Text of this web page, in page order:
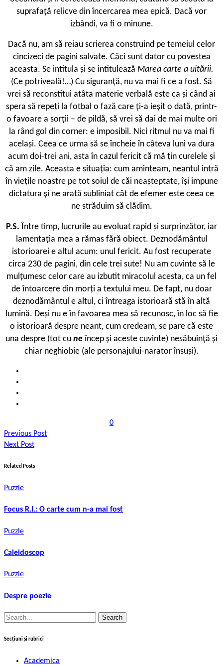
suprafață relicve din încercarea mea epică. Dacă vor
izbândi, va fi o minune.
Dacă nu, am să reiau scrierea construind pe temeiul celor
cincizeci de pagini salvate. Căci sunt dator cu povestea
aceasta. Se intitula și se intitulează Marea carte a uitării.
(Ce potriveală!…) Cu siguranță, nu va mai fi ce a fost. Să
vrei să reconstitui atâta materie verbală este ca și când ai
spera să repeți la fotbal o fază care ți-a ieșit o dată, printr-
o favoare a sorții – de pildă, să vrei să dai de mai multe ori
la rând gol din corner: e imposibil. Nici ritmul nu va mai fi
același. Ceea ce urma să se încheie în câteva luni va dura
acum doi-trei ani, asta în cazul fericit că mă țin curelele și
că am zile. Aceasta e situația: cum aminteam, neantul intră
în viețile noastre pe tot soiul de căi neașteptate, își impune
dictatura și ne arată subliniat cât de efemer este ceea ce
ne străduim să clădim.
P.S. Între timp, lucrurile au evoluat rapid și surprinzător, iar
lamentația mea a rămas fără obiect. Deznodământul
istorioarei e altul acum: unul fericit. Au fost recuperate
circa 230 de pagini, din cele trei sute! Nu am cuvinte să le
mulțumesc celor care au izbutit miracolul acesta, ca un fel
de întoarcere din morți a textului meu. De fapt, nu doar
deznodământul e altul, ci întreaga istorioară stă în altă
lumină. Deși nu e în favoarea mea să recunosc, în loc să fie
o istorioară despre neant, cum credeam, se pare că este
una despre (tot cu neîncep și aceste cuvinte) nesăbuință și
chiar neghiobie (ale personajului-narator însuși).
0
Previous Post
Next Post
Related Posts
Puzzle
Focus R.l.: O carte cum n-a mai fost
Puzzle
Caleidoscop
Puzzle
Despre poezie
Search
Secțiuni și rubrici
Academica